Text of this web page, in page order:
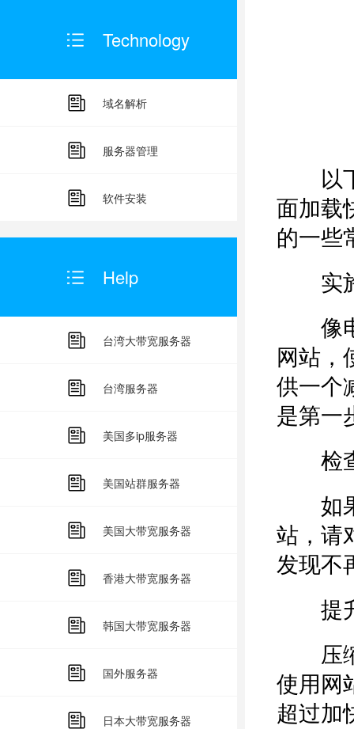
Technology
域名解析
服务器管理
软件安装
Help
台湾大带宽服务器
台湾服务器
美国多ip服务器
美国站群服务器
美国大带宽服务器
香港大带宽服务器
韩国大带宽服务器
国外服务器
日本大带宽服务器
以下
面加载
的一些
实施
像电
网站，
供一个
是第一
检查
如果
站，请
发现不
提
压缩
使用网
超过加